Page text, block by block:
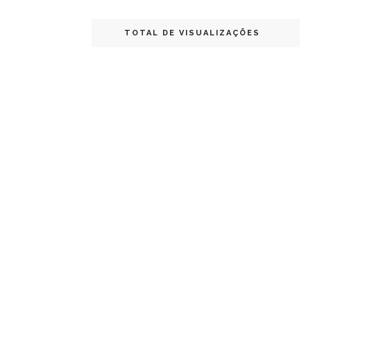
TOTAL DE VISUALIZAÇÕES